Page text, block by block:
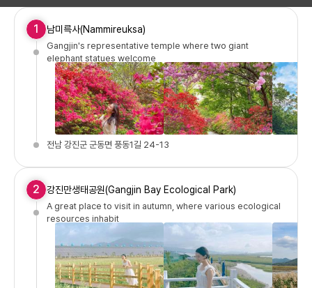
1 남미륵사(Nammireuksa)
Gangjin's representative temple where two giant
elephant statues welcome
전남 강진군 군동면 풍동1길 24-13
2 강진만생태공원(Gangjin Bay Ecological Park)
A great place to visit in autumn, where various ecological
resources inhabit